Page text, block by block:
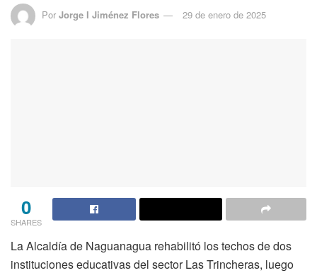
Por Jorge I Jiménez Flores 29 de enero de 2025
0
SHARES
La Alcaldía de Naguanagua rehabilitó los techos de dos
instituciones educativas del sector Las Trincheras, luego